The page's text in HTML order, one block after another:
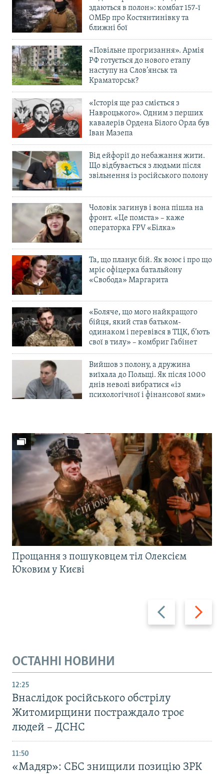
здаються в полон»: комбат 157-ї
ОМБр про Костянтинівку та
ближні бої
«Повільне прогризання». Армія
РФ готується до нового етапу
наступу на Слов’янськ та
Краматорськ?
«Історія ще раз сміється з
Навроцького». Одним з перших
кавалерів Ордена Білого Орла був
Іван Мазепа
Від ейфорії до небажання жити.
Що відбувається з людьми після
звільнення із російського полону
Чоловік загинув і вона пішла на
фронт. «Це помста» – каже
операторка FPV «Білка»
Та, що планує бій. Як воює і про що
мріє офіцерка батальйону
«Свобода» Маргарита
«Боляче, що мого найкращого
бійця, який став батьком-
одинаком і перевівся в ТЦК, б’ють
свої в тилу» – комбриг Габінет
Вийшов з полону, а дружина
виїхала до Польщі. Як після 1000
днів неволі вибратися «із
психологічної і фінансової ями»
Назад Вперед
Прощання з пошуковцем тіл Олексієм
Юковим у Києві
ОСТАННІ НОВИНИ
12:25
Внаслідок російського обстрілу
Житомирщини постраждало троє
людей – ДСНС
11:50
«Мадяр»: СБС знищили позицію ЗРК